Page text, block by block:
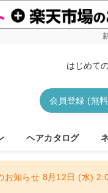
はじめて
会員登録 (無
ヘアカタログ
お知らせ 8月12日 (水)